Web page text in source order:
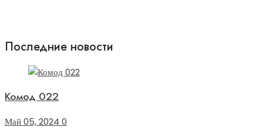
Последние новости
Комод 022
Май 05, 2024 0